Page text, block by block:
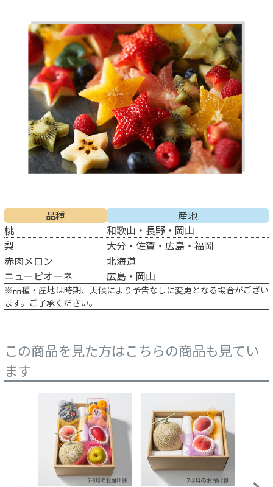
品種
産地
桃
和歌山・長野・岡山
梨
大分・佐賀・広島・福岡
赤肉メロン
北海道
ニューピオーネ
広島・岡山
※品種・産地は時期、天候により予告なしに変更となる場合がござい
ます。ご了承ください。
この商品を見た方はこちらの商品も見てい
ます